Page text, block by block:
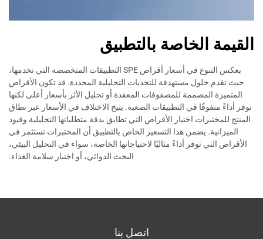
القيمة الخاصة بالتطبيق
يعكس التنوع في أسعار أقراص SPE التطبيقات المتخصصة التي تخدمها،
حيث تقدم حلول مستهدفة للتحديات التحليلية المحددة. قد تكون الأقراص
المتميزة المصممة للمصفوفات المعقدة أو تحليل الأثر بأسعار أعلى لكنها
توفر أداءً متفوقًا في التطبيقات الصعبة. يتيح الاختلاف في الأسعار عبر نطاق
المنتج للمختبرات اختيار الأقراص التي تطابق بدقة متطلباتها التحليلية وقيود
الميزانية. يضمن هذا التسعير الخاص بالتطبيق أن المختبرات تستثمر في
الأقراص التي توفر أداءً مثاليًا لاحتياجاتها الخاصة، سواء في التحليل البيئي،
البحث الدوائي، أو اختبار سلامة الغذاء.
اتصل بنا